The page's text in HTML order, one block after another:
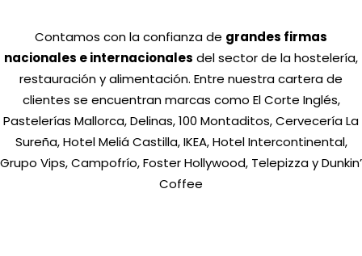
Contamos con la confianza de grandes firmas
nacionales e internacionales del sector de la hostelería,
restauración y alimentación. Entre nuestra cartera de
clientes se encuentran marcas como El Corte Inglés,
Pastelerías Mallorca, Delinas, 100 Montaditos, Cervecería La
Sureña, Hotel Meliá Castilla, IKEA, Hotel Intercontinental,
Grupo Vips, Campofrío, Foster Hollywood, Telepizza y Dunkin’
Coffee